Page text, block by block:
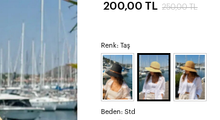
200,00 TL 250,00 TL
Renk: Taş
Beden: Std